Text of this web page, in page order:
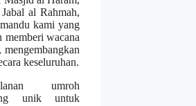
al Rahmah,
kami yang
memberi wacana
keseluruhan.
umroh
unik untuk